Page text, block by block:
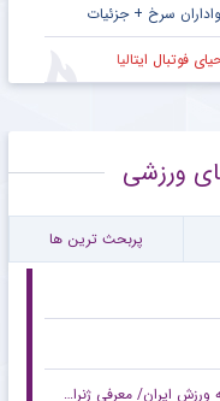
سرخ + جزئیات
فوتبال ایتالیا
ورزشی
پربحث ترین ها
ژنرال ۷ ستاره به کشتی جهان